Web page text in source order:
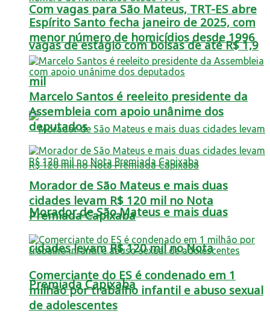
Com vagas para São Mateus, TRT-ES abre
vagas de estágio com bolsas de até R$ 1,9
mil
Morador de São Mateus e mais duas
cidades levam R$ 120 mil no Nota
Premiada Capixaba
Espírito Santo fecha janeiro de 2025, com
menor número de homicídios desde 1996
Marcelo Santos é reeleito presidente da
Assembleia com apoio unânime dos
deputados
Morador de São Mateus e mais duas
cidades levam R$ 120 mil no Nota
Premiada Capixaba
Comerciante do ES é condenado em 1
milhão por trabalho infantil e abuso sexual
de adolescentes